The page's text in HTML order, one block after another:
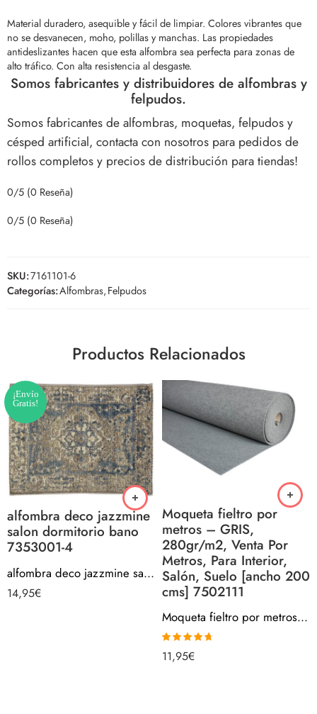
Material duradero, asequible y fácil de limpiar. Colores vibrantes que
no se desvanecen, moho, polillas y manchas. Las propiedades
antideslizantes hacen que esta alfombra sea perfecta para zonas de
alto tráfico. Con alta resistencia al desgaste.
Somos fabricantes y distribuidores de alfombras y
felpudos.
Somos fabricantes de alfombras, moquetas, felpudos y
césped artificial, contacta con nosotros para pedidos de
rollos completos y precios de distribución para tiendas!
0/5 (0 Reseña)
0/5 (0 Reseña)
SKU:7161101-6
Categorías:Alfombras,Felpudos
Productos Relacionados
¡Envío
Gratis!
alfombra deco jazzmine
salon dormitorio bano
7353001-4
alfombra deco jazzmine salon dormitorio bano 7353001-4
14,95€
Moqueta fieltro por
metros – GRIS,
280gr/m2, Venta Por
Metros, Para Interior,
Salón, Suelo [ancho 200
cms] 7502111
Moqueta fieltro por metros – GRIS, 280gr/m2, Venta Por Metros, Para Interior, Salón, Suelo [ancho 200 cms] 7502111
Valorado
con4.67
11,95€